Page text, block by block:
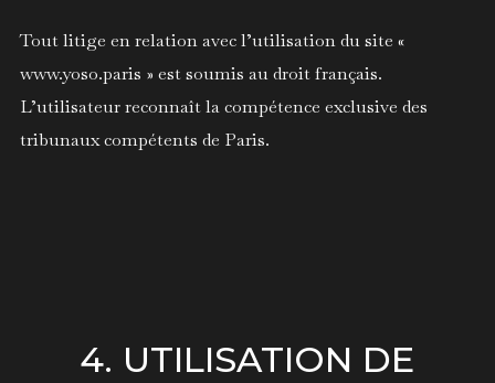
Tout litige en relation avec l’utilisation du site «
www.yoso.paris » est soumis au droit français.
L’utilisateur reconnaît la compétence exclusive des
tribunaux compétents de Paris.
4. UTILISATION DE